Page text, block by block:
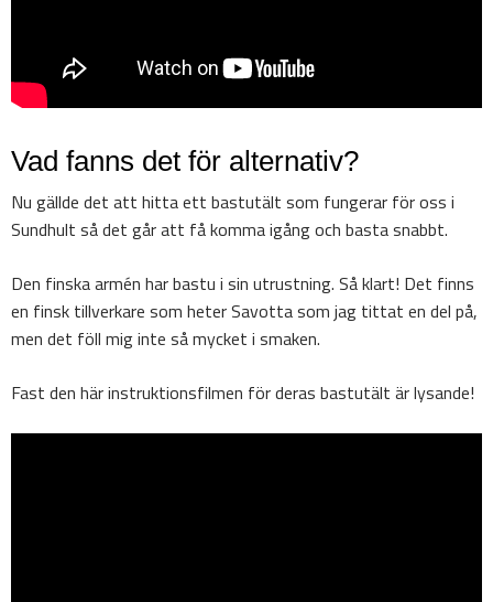
Vad fanns det för alternativ?
Nu gällde det att hitta ett bastutält som fungerar för oss i
Sundhult så det går att få komma igång och basta snabbt.
Den finska armén har bastu i sin utrustning. Så klart! Det finns
en finsk tillverkare som heter Savotta som jag tittat en del på,
men det föll mig inte så mycket i smaken.
Fast den här instruktionsfilmen för deras bastutält är lysande!